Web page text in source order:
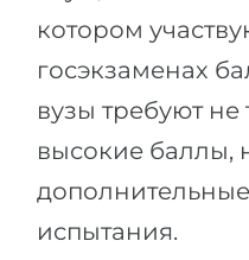
котором
госэкзаменах
вузы требуют не
высокие баллы,
испытания.